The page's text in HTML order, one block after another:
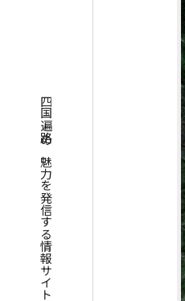
四国遍路の魅力を発信する情報サイト